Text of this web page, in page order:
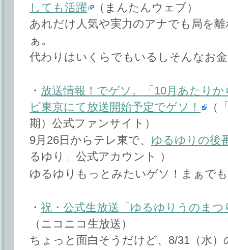
しても活躍
（まんたんウェブ）
あれだけ人気や実力のアナでも局を
ぁ。
代わりはいくらでもいるしそんなお
・ 放送情報！でゲソ。「10月あたり
ビ東京にて放送開始予定でゲソ！
（
期）公式ファンサイト）
9月26日からテレ東で、 ゆるゆりの後
るゆり」公式アカウント ）
ゆるゆりもっとみたいゲソ！まぁで
・ 祝・公式生放送「ゆるゆりうのま
（ニコニコ生放送）
ちょっと面白そうだけど、8/31（水